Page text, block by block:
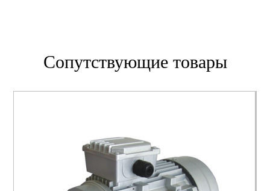
Сопутствующие товары